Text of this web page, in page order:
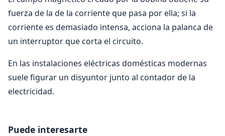
fuerza de la de la corriente que pasa por ella; si la
corriente es demasiado intensa, acciona la palanca de
un interruptor que corta el circuito.
En las instalaciones eléctricas domésticas modernas
suele figurar un disyuntor junto al contador de la
electricidad.
Puede interesarte